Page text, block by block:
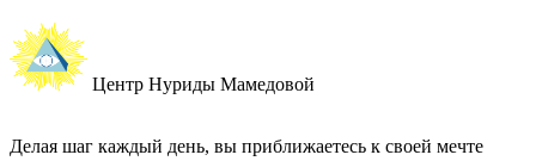
Центр Нуриды Мамедовой
Делая шаг каждый день, вы приближаетесь к своей мечте